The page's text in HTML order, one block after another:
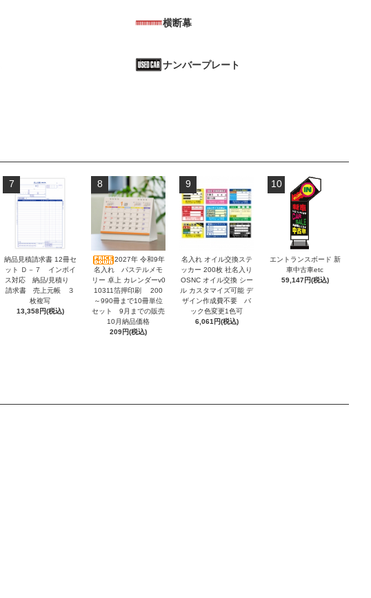
横断幕
ナンバープレート
7
納品見積請求書 12冊セ
ット Ｄ－７ インボイ
ス対応 納品/見積り
請求書 売上元帳 ３
枚複写
13,358円(税込)
8
2027年 令和9年
名入れ パステルメモ
リー 卓上 カレンダーv0
10311箔押印刷 200
～990冊まで10冊単位
セット 9月までの販売
10月納品価格
209円(税込)
9
名入れ オイル交換ステ
ッカー 200枚 社名入り
OSNC オイル交換 シー
ル カスタマイズ可能 デ
ザイン作成費不要 バ
ック色変更1色可
6,061円(税込)
10
エントランスボード 新
車中古車etc
59,147円(税込)